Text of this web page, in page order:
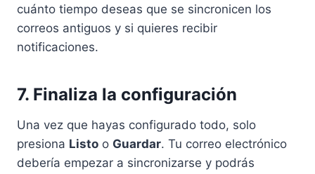
cuánto tiempo deseas que se sincronicen los
correos antiguos y si quieres recibir
notificaciones.
7. Finaliza la configuración
Una vez que hayas configurado todo, solo
presiona Listo o Guardar. Tu correo electrónico
debería empezar a sincronizarse y podrás